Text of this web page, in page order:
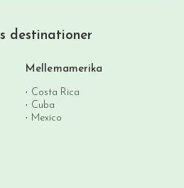
destinationer
Mellemamerika
Costa Rica
Cuba
Mexico